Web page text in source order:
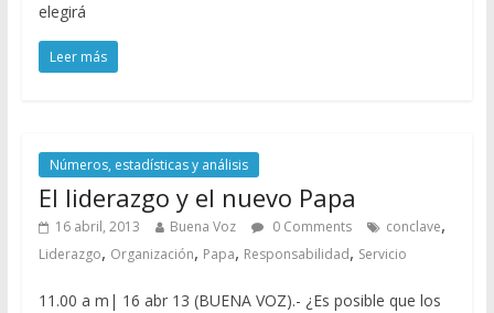
elegirá
Leer más
Números, estadísticas y análisis
El liderazgo y el nuevo Papa
16 abril, 2013 Buena Voz 0 Comments conclave,
Liderazgo, Organización, Papa, Responsabilidad, Servicio
11.00 a m| 16 abr 13 (BUENA VOZ).- ¿Es posible que los